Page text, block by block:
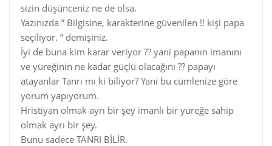
sizin düşünceniz ne de olsa.
Yazınızda ” Bilgisine, karakterine güvenilen !! kişi papa
seçiliyor. ” demişiniz.
İyi de buna kim karar veriyor ?? yani papanın imanını
ve yüreğinin ne kadar güçlü olacağını ?? papayı
atayanlar Tanrı mı ki biliyor? Yani bu cümlenize göre
yorum yapıyorum.
Hristiyan olmak ayrı bir şey imanlı bir yüreğe sahip
olmak ayrı bir şey.
Bunu sadece TANRI BİLİR.